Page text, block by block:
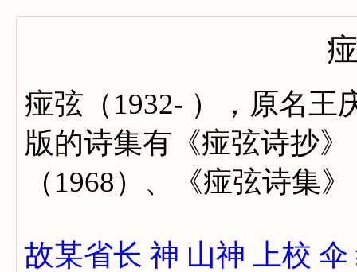
痖弦（1932- ），原名王
版的诗集有《痖弦诗抄
（1968）、《痖弦诗集
故某省长 神 山神 上校 伞